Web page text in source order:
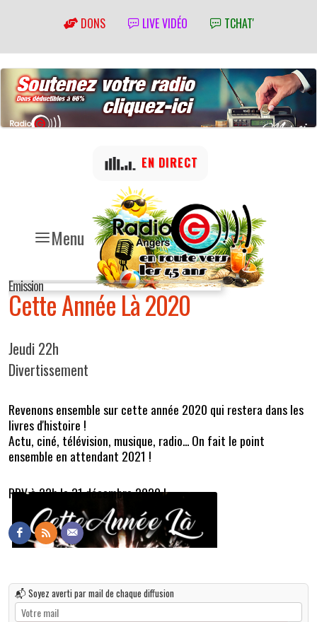
DONS LIVE VIDÉO TCHAT'
Menu
EN DIRECT
Emission
Cette Année Là 2020
Jeudi 22h
Divertissement
Revenons ensemble sur cette année 2020 qui restera dans les
livres d'histoire !
Actu, ciné, télévision, musique, radio... On fait le point
ensemble en attendant 2021 !
RDV à 22h le 31 décembre 2020 !
📬 Soyez averti par mail de chaque diffusion